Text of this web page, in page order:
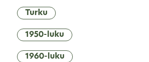
Turku
1950-luku
1960-luku